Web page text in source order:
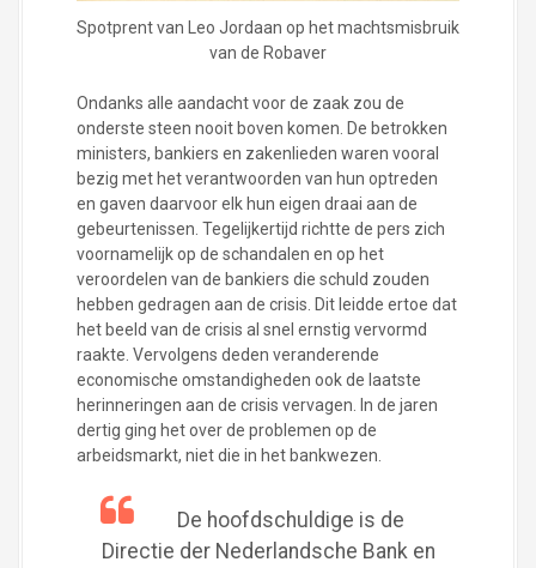
Spotprent van Leo Jordaan op het machtsmisbruik
van de Robaver
Ondanks alle aandacht voor de zaak zou de
onderste steen nooit boven komen. De betrokken
ministers, bankiers en zakenlieden waren vooral
bezig met het verantwoorden van hun optreden
en gaven daarvoor elk hun eigen draai aan de
gebeurtenissen. Tegelijkertijd richtte de pers zich
voornamelijk op de schandalen en op het
veroordelen van de bankiers die schuld zouden
hebben gedragen aan de crisis. Dit leidde ertoe dat
het beeld van de crisis al snel ernstig vervormd
raakte. Vervolgens deden veranderende
economische omstandigheden ook de laatste
herinneringen aan de crisis vervagen. In de jaren
dertig ging het over de problemen op de
arbeidsmarkt, niet die in het bankwezen.
De hoofdschuldige is de
Directie der Nederlandsche Bank en